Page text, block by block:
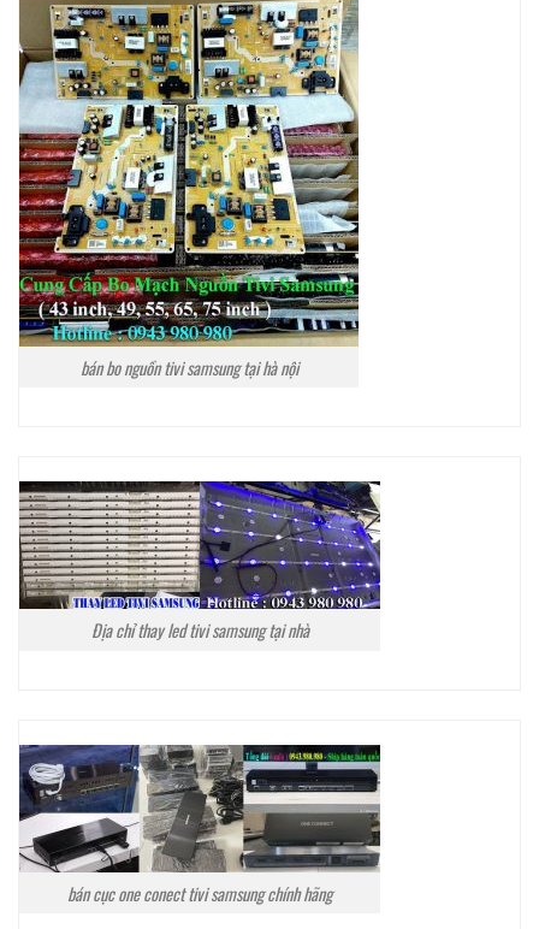
bán bo nguồn tivi samsung tại hà nội
Địa chỉ thay led tivi samsung tại nhà
bán cục one conect tivi samsung chính hãng